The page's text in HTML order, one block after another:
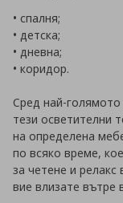
• спалня;
• детска;
• дневна;
• коридор.
Сред най-
тези осветителни
на определена
по всяко време,
за четене и
вие влизате вътре